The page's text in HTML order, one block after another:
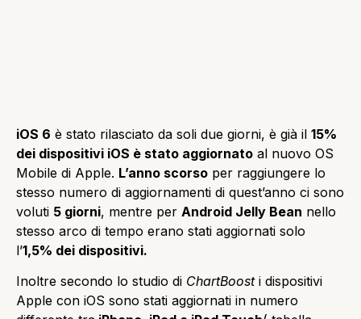
iOS 6 è stato rilasciato da soli due giorni, è già il 15%
dei dispositivi iOS è stato aggiornato al nuovo OS
Mobile di Apple. L’anno scorso per raggiungere lo
stesso numero di aggiornamenti di quest’anno ci sono
voluti 5 giorni, mentre per Android Jelly Bean nello
stesso arco di tempo erano stati aggiornati solo
l’1,5% dei dispositivi.
Inoltre secondo lo studio di ChartBoosti dispositivi
Apple con iOS sono stati aggiornati in numero